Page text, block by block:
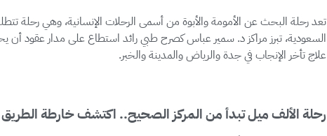
تعد رحلة البحث عن الأمومة والأبوة من أسمى الرحلات الإنسانية، وهي رحلة
السعودية، تبرز مراكز د. سمير عباس كصرح طبي رائد استطاع على مدار عقود أن
علاج تأخر الإنجاب في جدة والرياض والمدينة والخبر.
رحلة الألف ميل تبدأ من المركز الصحيح.. اكتشف خارطة